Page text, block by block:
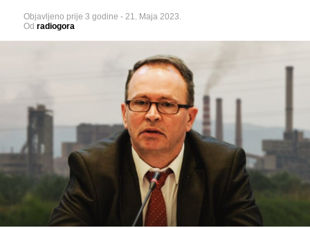
Objavljeno prije 3 godine - 21. Maja 2023.
Od radiogora